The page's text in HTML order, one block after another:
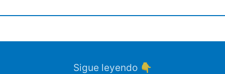
Sigue leyendo 👇